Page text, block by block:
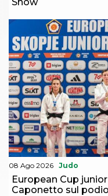
Show
08 Ago 2026 Judo
European Cup
Caponetto sul podio